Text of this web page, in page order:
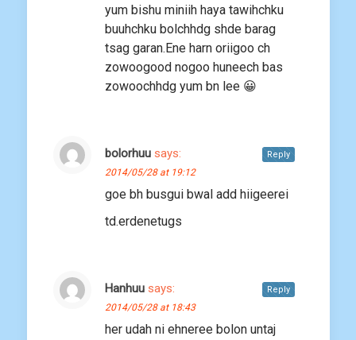
yum bishu miniih haya tawihchku
buuhchku bolchhdg shde barag
tsag garan.Ene harn oriigoo ch
zowoogood nogoo huneech bas
zowoochhdg yum bn lee 😀
bolorhuu says:
2014/05/28 at 19:12
goe bh busgui bwal add hiigeerei
td.erdenetugs
Reply
Hanhuu says:
2014/05/28 at 18:43
her udah ni ehneree bolon untaj
Reply